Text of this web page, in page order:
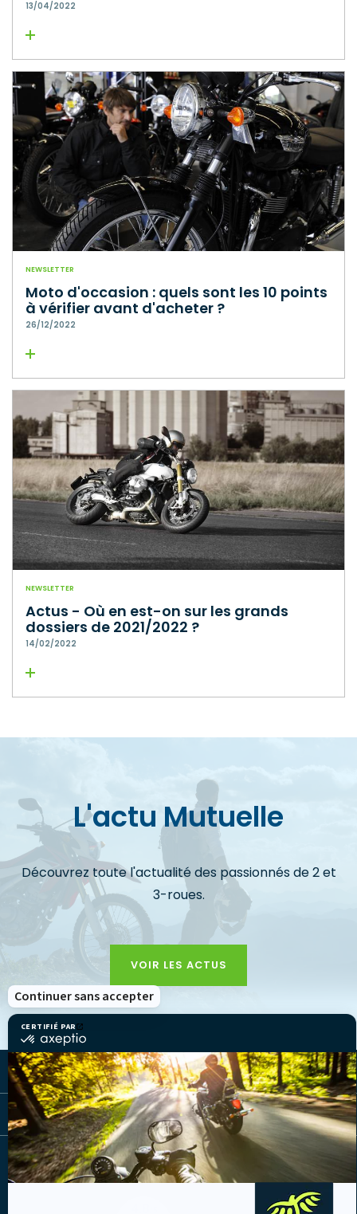
CERTIFIÉ PAR
certifié
Axeptio
-
En
savoir
plus
sur
Axeptio
Continuer sans accepter
13/04/2022
Lire la suite
NEWSLETTER
Moto d'occasion : quels sont les 10 points
à vérifier avant d'acheter ?
26/12/2022
Lire la suite
NEWSLETTER
Actus - Où en est-on sur les grands
dossiers de 2021/2022 ?
14/02/2022
Lire la suite
L'actu Mutuelle
Découvrez toute l'actualité des passionnés de 2 et
3-roues.
VOIR LES ACTUS
LA MUTUELLE
LES LIENS UTILES
Facebook
(nouvelle
fenêtre)
Youtube
(nouvelle
fenêtre)
Instagram
(nouvelle
fenêtre)
Linkedin
(nouvelle
fenêtre)
Lib
TV
(nouvelle
fenêtre)